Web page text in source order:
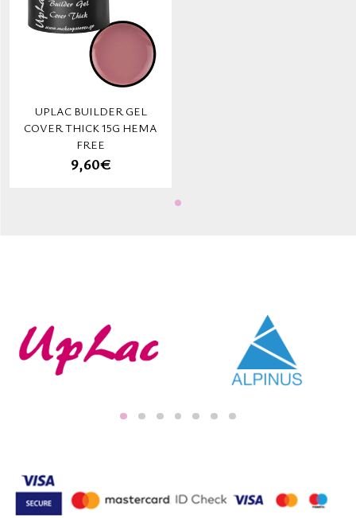
UPLAC BUILDER GEL
COVER THICK 15G HEMA
FREE
9,60€